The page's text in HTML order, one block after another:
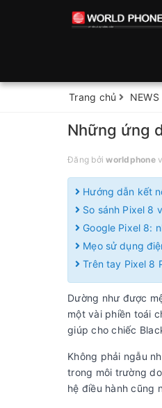
Trang chủ NEWS
Những ứng
Đăng bởiworldphone
Hướng dẫn kết
So sánh Pixel 8
Google Pixel 8:
Mẹo sử dụng
Trên tay Pixel 8
Dường như được
một vài phiền toái
giúp cho chiếc
Không phải ngẫu
trong môi trường
hệ điều hành cũng